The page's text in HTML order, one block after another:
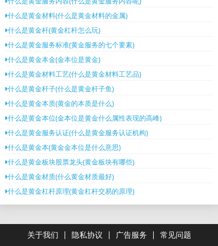
什么是黄金材料(什么是黄金材料的金属)
什么是黄金杆(黄金杠杆怎么玩)
什么是黄金服务标准(黄金服务的七个要素)
什么是黄金本金(金本位是黄金)
什么是黄金材料工艺(什么是黄金材料工艺品)
什么是黄金杆子(什么是黄金杆子鱼)
什么是黄金本质(黄金的本质是什么)
什么是黄金本位(金本位是黄金什么属性表现的高峰)
什么是黄金服务认证(什么是黄金服务认证机构)
什么是黄金本(黄金金本位是什么意思)
什么是黄金板块股票龙头(黄金板块有哪些)
什么是黄金材质(什么黄金材质最好)
什么是黄金杠杆原理(黄金杠杆交易的原理)
关于我们 | 隐私协议 | 广告服务 | 常见问题